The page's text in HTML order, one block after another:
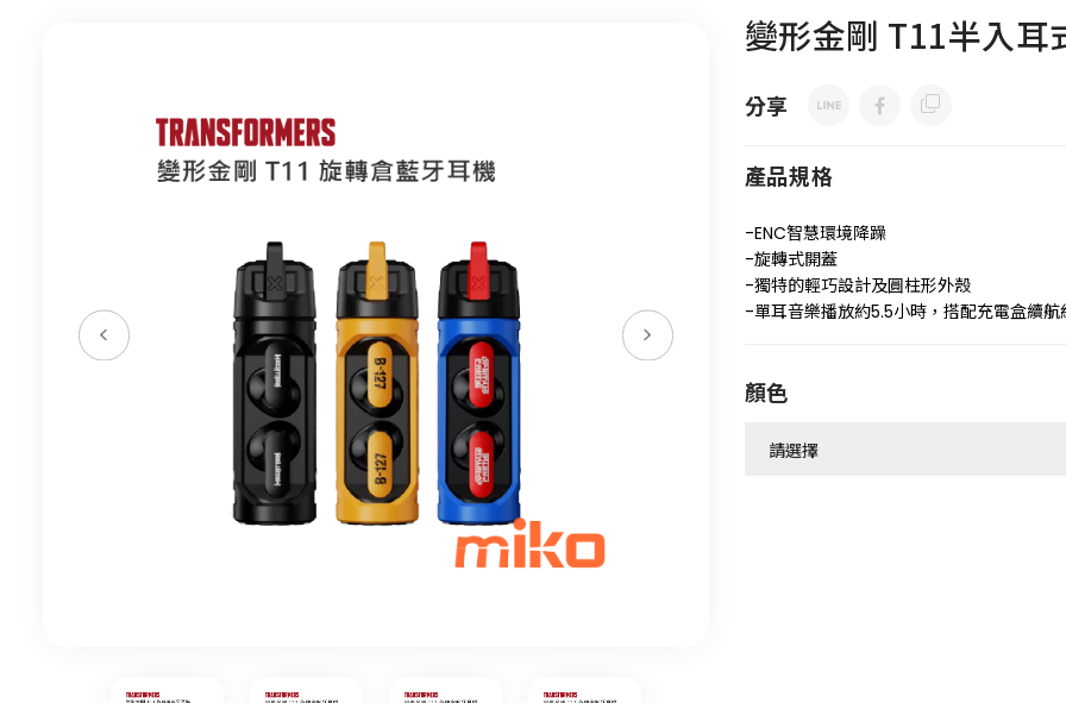
變形金剛 T11半入
分享
產品規格
-ENC智慧環境降躁
-旋轉式開蓋
-獨特的輕巧設計及圓柱形外殼
-單耳音樂播放約5.5小時，搭配充電盒續航
顏色